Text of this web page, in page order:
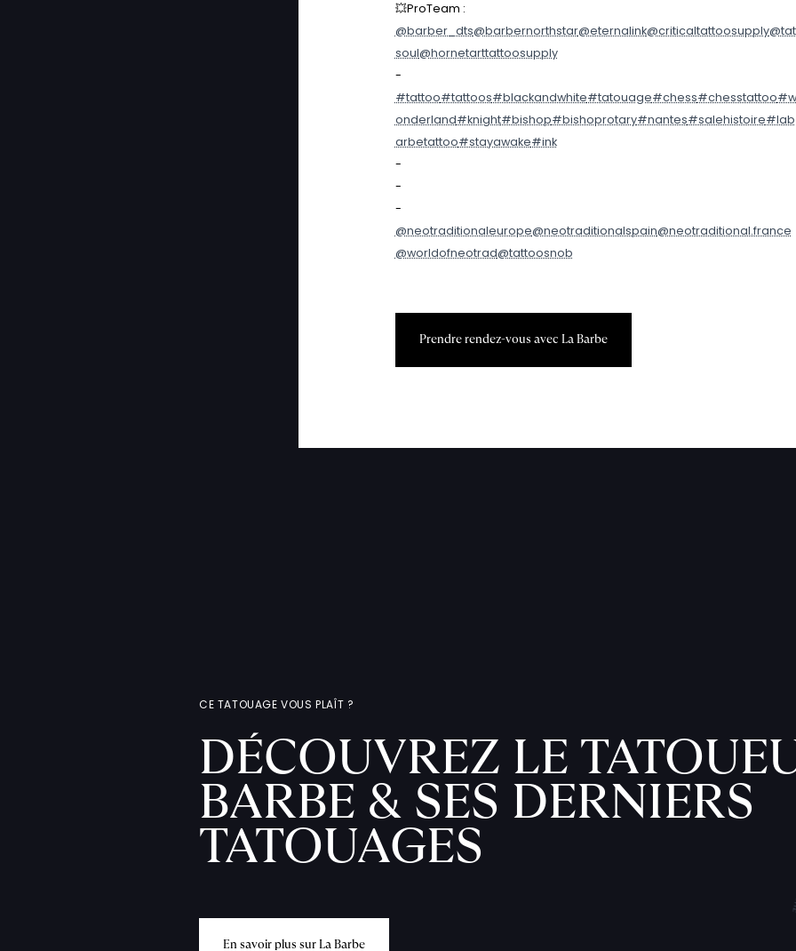
💥ProTeam :
@barber_dts@barbernorthstar@eternalink@criticaltattoosupply@tat
soul@hornetarttattoosupply
-
#tattoo#tattoos#blackandwhite#tatouage#chess#chesstattoo#w
onderland#knight#bishop#bishoprotary#nantes#salehistoire#lab
arbetattoo#stayawake#ink
-
-
-
@neotraditionaleurope@neotraditionalspain@neotraditional.france
@worldofneotrad@tattoosnob
Prendre rendez-vous avec La Barbe
CE TATOUAGE VOUS PLAÎT ?
DÉCOUVREZ LE
BARBE & SES DERNIERS
TATOUAGES
En savoir plus sur La Barbe